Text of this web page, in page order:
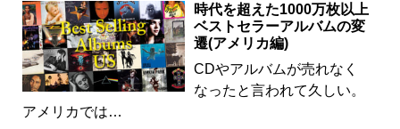
時代を超えた1000万枚以上
ベストセラーアルバムの変
遷(アメリカ編)
CDやアルバムが売れなく
なったと言われて久しい。
アメリカでは…